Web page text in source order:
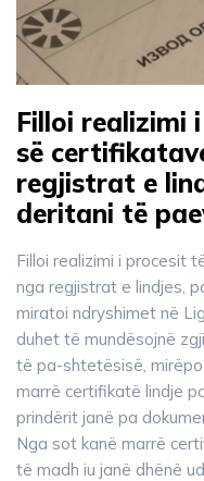
Filloi realizimi
së
regjistrat e
deritani të
Filloi realizimi i procesit
nga regjistrat e lindjes,
miratoi ndryshimet në
duhet të mundësojnë
të pa-shtetësisë,
marrë certifikatë lindje
prindërit janë pa
Nga sot kanë marrë
të madh iu janë dhënë